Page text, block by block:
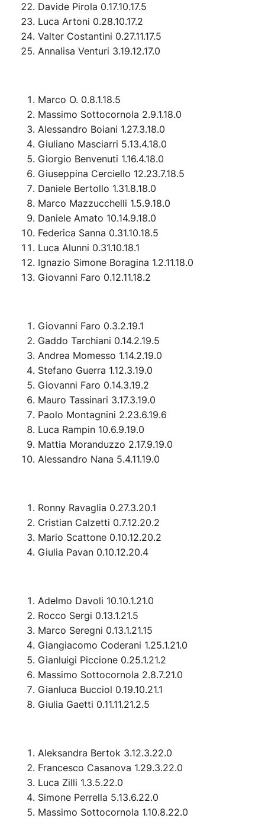
Davide Pirola 0.17.10.17.5
Luca Artoni 0.28.10.17.2
Valter Costantini 0.27.11.17.5
Annalisa Venturi 3.19.12.17.0
Marco O. 0.8.1.18.5
Massimo Sottocornola 2.9.1.18.0
Alessandro Boiani 1.27.3.18.0
Giuliano Masciarri 5.13.4.18.0
Giorgio Benvenuti 1.16.4.18.0
Giuseppina Cerciello 12.23.7.18.5
Daniele Bertollo 1.31.8.18.0
Marco Mazzucchelli 1.5.9.18.0
Daniele Amato 10.14.9.18.0
Federica Sanna 0.31.10.18.5
Luca Alunni 0.31.10.18.1
Ignazio Simone Boragina 1.2.11.18.0
Giovanni Faro 0.12.11.18.2
Giovanni Faro 0.3.2.19.1
Gaddo Tarchiani 0.14.2.19.5
Andrea Momesso 1.14.2.19.0
Stefano Guerra 1.12.3.19.0
Giovanni Faro 0.14.3.19.2
Mauro Tassinari 3.17.3.19.0
Paolo Montagnini 2.23.6.19.6
Luca Rampin 10.6.9.19.0
Mattia Moranduzzo 2.17.9.19.0
Alessandro Nana 5.4.11.19.0
Ronny Ravaglia 0.27.3.20.1
Cristian Calzetti 0.7.12.20.2
Mario Scattone 0.10.12.20.2
Giulia Pavan 0.10.12.20.4
Adelmo Davoli 10.10.1.21.0
Rocco Sergi 0.13.1.21.5
Marco Seregni 0.13.1.21.15
Giangiacomo Coderani 1.25.1.21.0
Gianluigi Piccione 0.25.1.21.2
Massimo Sottocornola 2.8.7.21.0
Gianluca Bucciol 0.19.10.21.1
Giulia Gaetti 0.11.11.21.2.5
Aleksandra Bertok 3.12.3.22.0
Francesco Casanova 1.29.3.22.0
Luca Zilli 1.3.5.22.0
Simone Perrella 5.13.6.22.0
Massimo Sottocornola 1.10.8.22.0